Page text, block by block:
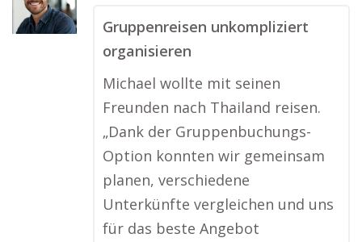
Gruppenreisen unkompliziert
organisieren
Michael wollte mit seinen
Freunden nach Thailand reisen.
„Dank der Gruppenbuchungs-
Option konnten wir gemeinsam
planen, verschiedene
Unterkünfte vergleichen und uns
für das beste Angebot